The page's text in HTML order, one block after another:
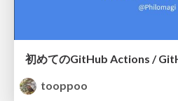
初めてのGitHub Actions /
tooppoo